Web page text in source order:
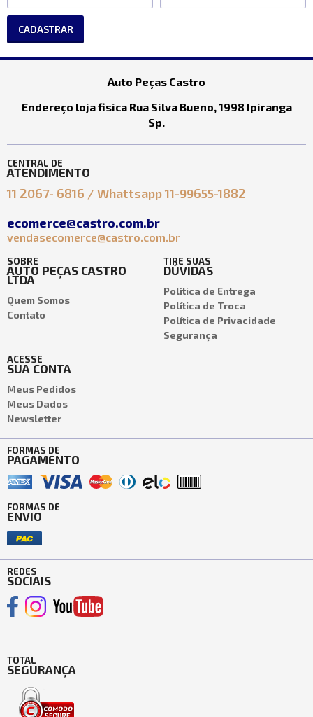
CADASTRAR
Auto Peças Castro
Endereço loja fisica Rua Silva Bueno, 1998 Ipiranga
Sp.
CENTRAL DE
ATENDIMENTO
11 2067- 6816 / Whattsapp 11-99655-1882
ecomerce@castro.com.br
vendasecomerce@castro.com.br
SOBRE
AUTO PEÇAS CASTRO
LTDA
Quem Somos
Contato
TIRE SUAS
DÚVIDAS
Política de Entrega
Política de Troca
Política de Privacidade
Segurança
ACESSE
SUA CONTA
Meus Pedidos
Meus Dados
Newsletter
FORMAS DE
PAGAMENTO
FORMAS DE
ENVIO
REDES
SOCIAIS
TOTAL
SEGURANÇA